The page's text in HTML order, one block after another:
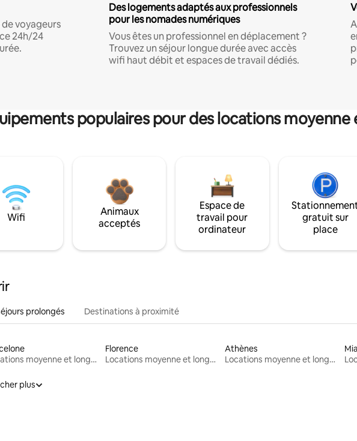
voyageurs
24h/24
Des logements adaptés aux professionnels
pour les nomades numériques
Vous êtes un professionnel en déplacement ?
Trouvez un séjour longue durée avec accès
wifi haut débit et espaces de travail dédiés.
populaires pour des locations
Wifi
Animaux
acceptés
Espace de
travail pour
ordinateur
gratuit sur
place
prolongés Destinations à proximité
Locations moyenne et longue durée
Florence
Locations moyenne et longue durée
Athènes
Locations moyenne et longue durée
plus